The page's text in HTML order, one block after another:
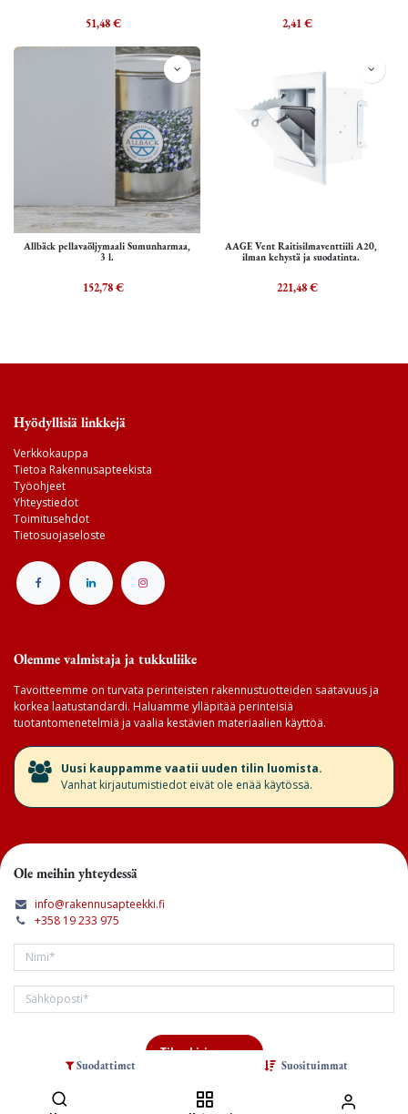
Suodattimet Suosituimmat
51,48€ 2,41€
Allbäck pellavaöljymaali Sumunharmaa,
3 l.
152,78€
AAGE Vent Raitisilmaventtiili A20,
ilman kehystä ja suodatinta.
221,48€
Hyödyllisiä linkkejä
Verkkokauppa
Tietoa Rakennusapteekista
Työohjeet
Yhteystiedot
Toimitusehdot
Tietosuojaseloste
Olemme valmistaja ja tukkuliike
Tavoitteemme on turvata perinteisten rakennustuotteiden saatavuus ja
korkea laatustandardi. Haluamme ylläpitää perinteisiä
tuotantomenetelmiä ja vaalia kestävien materiaalien käyttöä.
​Uusi kauppamme vaatii uuden tilin luomista.
Vanhat kirjautumistiedot eivät ole enää käytössä.
Ole meihin yhteydessä
info@rakennusapteekki.fi
+358 19 233 975
Tilaa kirjeemme